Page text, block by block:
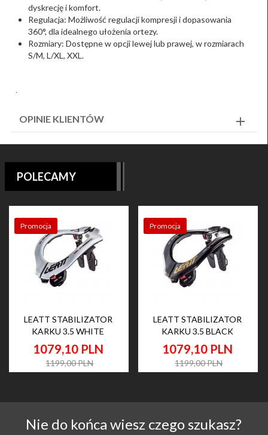
dyskrecję i komfort.
Regulacja: Możliwość regulacji kompresji i dopasowania
360°, dla idealnego ułożenia ortezy.
Rozmiary: Dostępne w opcji lewej lub prawej, w rozmiarach
S/M, L/XL, XXL.
OPINIE KLIENTÓW
POLECAMY
Promocja
LEATT STABILIZATOR
KARKU 3.5 WHITE
1079,10 PLN
1199,00 PLN
Promocja
LEATT STABILIZATOR
KARKU 3.5 BLACK
1079,10 PLN
1199,00 PLN
Nie do końca wiesz czego szukasz?